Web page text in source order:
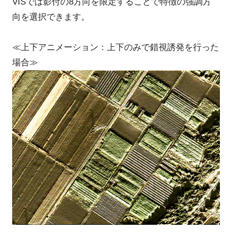
向を選択できます。
≪上下アニメーション：上下のみで錯視誘発を行った
場合≫